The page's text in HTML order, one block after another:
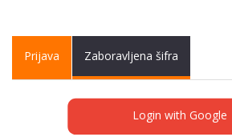
Primary tabs
Prijava (activeZaboravljena šifra
Login with Google